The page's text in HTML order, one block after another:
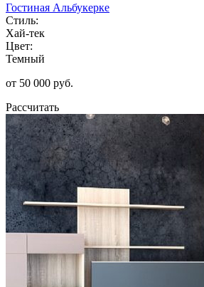
Гостиная Альбукерке
Стиль:
Хай-тек
Цвет:
Темный
от 50 000 руб.
Рассчитать